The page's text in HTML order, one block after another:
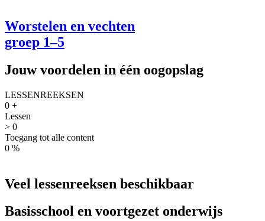
Worstelen en vechten
groep 1–5
Jouw voordelen in één oogopslag
LESSENREEKSEN
0 +
Lessen
> 0
Toegang tot alle content
0 %
Veel lessenreeksen beschikbaar
Basisschool en voortgezet onderwijs